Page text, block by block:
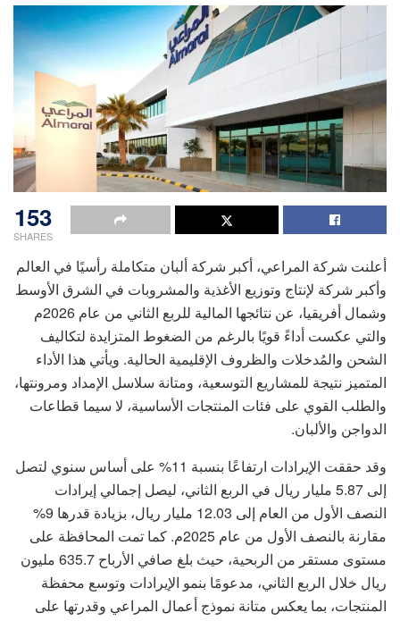
153
SHARES
أعلنت شركة المراعي، أكبر شركة ألبان متكاملة رأسيًا في العالم
وأكبر شركة لإنتاج وتوزيع الأغذية والمشروبات في الشرق الأوسط
وشمال أفريقيا، عن نتائجها المالية للربع الثاني من عام 2026م
والتي عكست أداءً قويًا بالرغم من الضغوط المتزايدة لتكاليف
الشحن والمُدخلات والظروف الإقليمية الحالية. ويأتي هذا الأداء
المتميز نتيجة للمشاريع التوسعية، ومتانة سلاسل الإمداد ومرونتها،
والطلب القوي على فئات المنتجات الأساسية، لا سيما قطاعات
الدواجن والألبان.
وقد حققت الإيرادات ارتفاعًا بنسبة 11% على أساس سنوي لتصل
إلى 5.87 مليار ريال في الربع الثاني، ليصل إجمالي إيرادات
النصف الأول من العام إلى 12.03 مليار ريال، بزيادة قدرها 9%
مقارنة بالنصف الأول من عام 2025م. كما تمت المحافظة على
مستوى مستقر من الربحية، حيث بلغ صافي الأرباح 635.7 مليون
ريال خلال الربع الثاني، مدعومًا بنمو الإيرادات وتوسع محفظة
المنتجات، بما يعكس متانة نموذج أعمال المراعي وقدرتها على